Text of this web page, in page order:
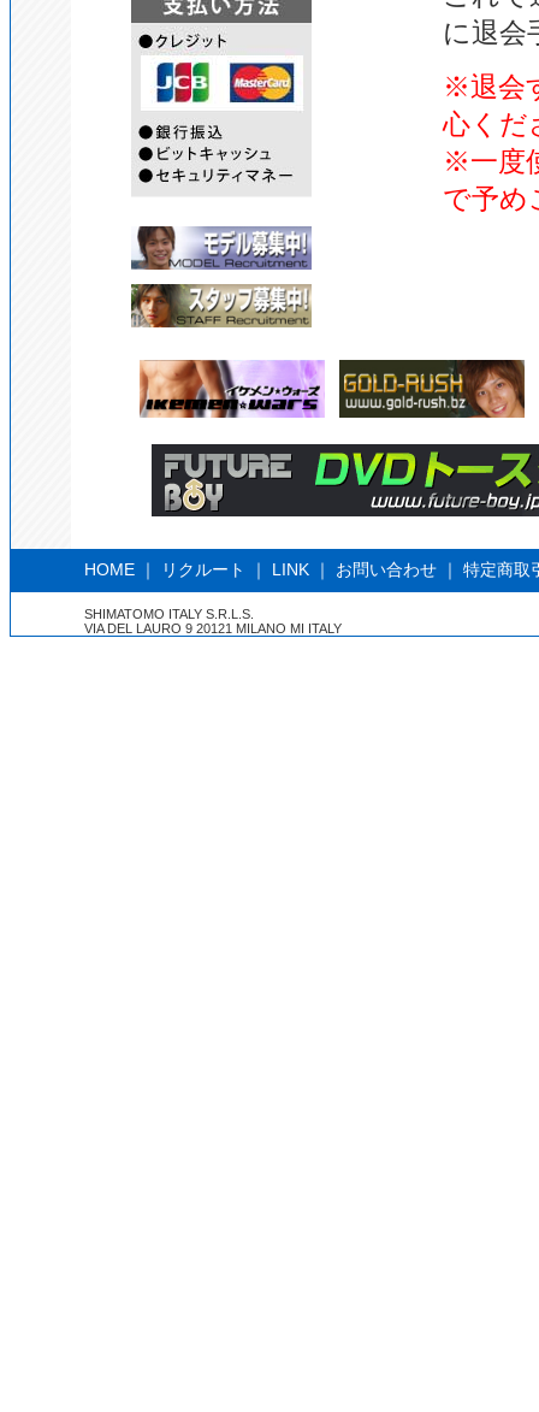
に退会
※退会
心くだ
※一度
で予め
HOME ｜ リクルート ｜ LINK ｜ お問い合わせ ｜ 特定商取
SHIMATOMO ITALY S.R.L.S.
VIA DEL LAURO 9 20121 MILANO MI ITALY